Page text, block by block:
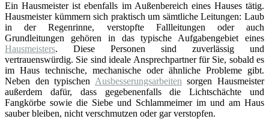
Ein Hausmeister ist ebenfalls im Außenbereich eines Hauses tätig.
Hausmeister kümmern sich praktisch um sämtliche Leitungen: Laub
in der Regenrinne, verstopfte Fallleitungen oder auch
Grundleitungen gehören in das typische Aufgabengebiet eines
Hausmeisters. Diese Personen sind zuverlässig und
vertrauenswürdig. Sie sind ideale Ansprechpartner für Sie, sobald es
im Haus technische, mechanische oder ähnliche Probleme gibt.
Neben den typischen Ausbesserungsarbeiten sorgen Hausmeister
außerdem dafür, dass gegebenenfalls die Lichtschächte und
Fangkörbe sowie die Siebe und Schlammeimer im und am Haus
sauber bleiben, nicht verschmutzen oder gar verstopfen.